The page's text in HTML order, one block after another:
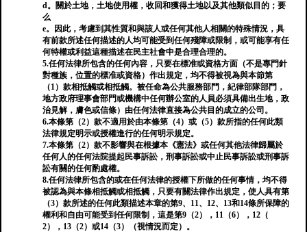
d。關於土地，土地使用權，收回和獲得土地以及其他類似目的；要
么
e。因此，考慮到其性質和與該人或任何其他人相關的特殊情況，具
有前款所述任何描述的人均可能受到任何殘障或限制，或可能享有任
何特權或利益這種描述在民主社會中是合理合理的。
5.任何法律所包含的任何內容，只要在標准或資格方面（不是專門針
對種族，位置的標准或資格）作出規定，均不得被視為與本節第
（1）款相抵觸或相抵觸。被任命為公共服務部門，紀律部隊部門，
地方政府理事會部門或機構中任何辦公室的人員必須具備出生地，政
治見解，膚色或信條）由任何法律直接為公共目的成立的公司。
6.本條第（2）款不適用於由本條第（4）或（5）款所指的任何此類
法律規定明示或授權進行的任何明示規定。
7.本條第（2）款不影響與在根據本《憲法》或任何其他法律歸屬於
任何人的任何法院提起民事訴訟，刑事訴訟或中止民事訴訟或刑事訴
訟有關的任何酌處權。
8.任何法律所包含的或在任何法律的授權下所做的任何事情，均不得
被認為與本條相抵觸或相抵觸，只要有關法律作出規定，使人具有第
（3）款所述的任何此類描述本章的第9、11、12、13和14條所保障的
權利和自由可能受到任何限制，這是第9（2），11（6），12（
2），13（2）或14（3）（視情況而定）。